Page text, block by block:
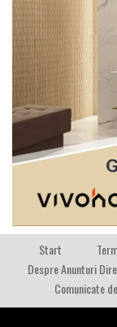
Start
Despre Anunturi
Comunicate